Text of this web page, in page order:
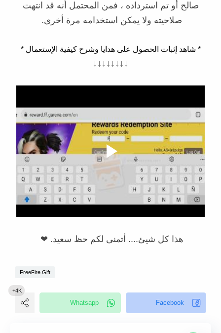
صالح أو تم استرداده ، فمن المحتمل أنه قد انتهت
صلاحيته ولا يمكن استخدامه مرة أخرى.
* شاهد إثبات الحصول على هدايا وشرح كيفية الإستعمال *
↓↓↓↓↓↓↓↓
هذا كل شيئ.... أتمنى لكم حظ سعيد. ❤
FreeFire.Gift